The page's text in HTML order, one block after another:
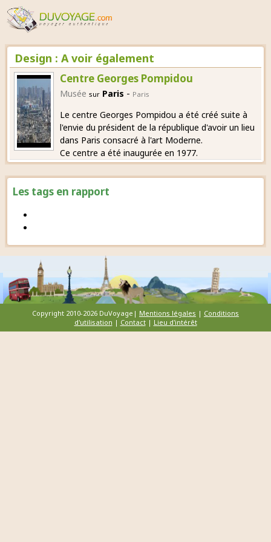
Les tags en rapport
Design : A voir également
Centre Georges Pompidou
Musée sur Paris - Paris
Le centre Georges Pompidou a été créé suite à
l'envie du président de la république d'avoir un lieu
dans Paris consacré à l'art Moderne.
Ce centre a été inaugurée en 1977.
Copyright 2010-2026 DuVoyage| Mentions légales | Conditions
d'utilisation | Contact| Lieu d'intérêt